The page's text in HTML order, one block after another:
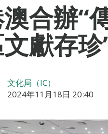
合辦“
獻存
文化局（IC）
2024年11月18日 20:40